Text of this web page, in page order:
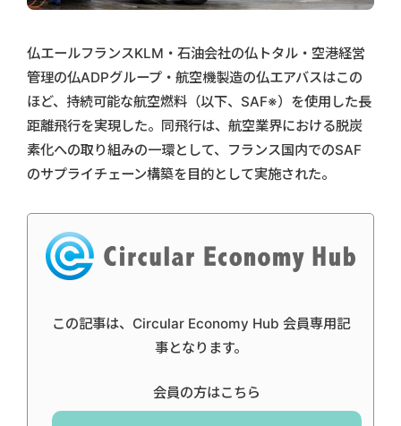
仏エールフランスKLM・石油会社の仏トタル・空港経営
管理の仏ADPグループ・航空機製造の仏エアバスはこの
ほど、持続可能な航空燃料（以下、SAF※）を使用した長
距離飛行を実現した。同飛行は、航空業界における脱炭
素化への取り組みの一環として、フランス国内でのSAF
のサプライチェーン構築を目的として実施された。
この記事は、Circular Economy Hub 会員専用記
事となります。
会員の方はこちら